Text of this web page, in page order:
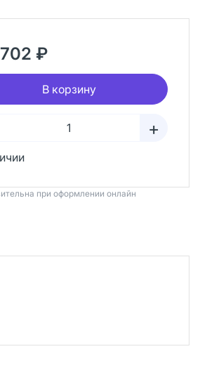
702 ₽
В корзину
+
при оформлении онлайн